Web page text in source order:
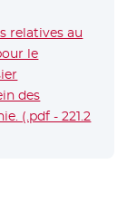
relatives au
le
des
(.pdf - 221.2